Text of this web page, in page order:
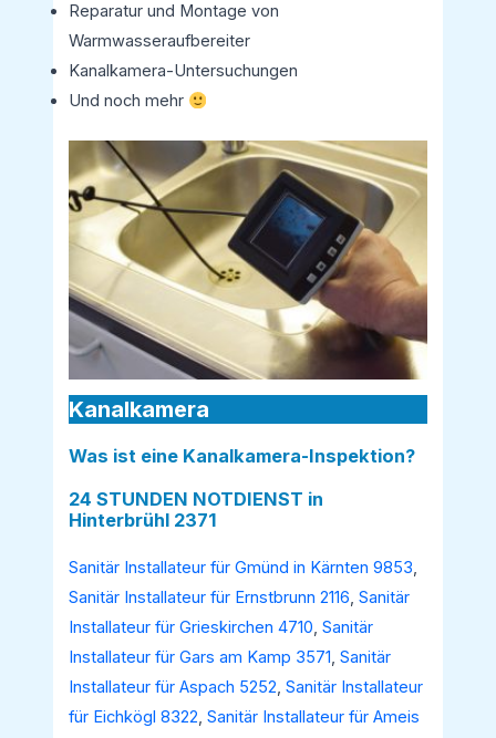
Reparatur und Montage von
Warmwasseraufbereiter
Kanalkamera-Untersuchungen
Und noch mehr
Kanalkamera
Was ist eine Kanalkamera-Inspektion?
24 STUNDEN NOTDIENST in
Hinterbrühl 2371
Sanitär Installateur für Gmünd in Kärnten 9853,
Sanitär Installateur für Ernstbrunn 2116,Sanitär
Installateur für Grieskirchen 4710,Sanitär
Installateur für Gars am Kamp 3571,Sanitär
Installateur für Aspach 5252,Sanitär Installateur
für Eichkögl 8322,Sanitär Installateur für Ameis